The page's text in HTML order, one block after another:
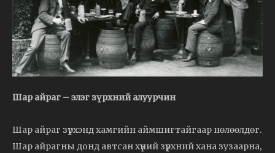
Шар айраг – элэг зүрхний алуурчин
Шар айраг зүрхэнд хамгийн аймшигтайгаар нөлөөлдөг.
Шар айрагны донд автсан хүний зүрхний хана зузаарна,